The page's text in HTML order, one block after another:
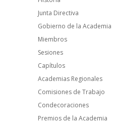
Junta Directiva
Gobierno de la Academia
Miembros
Sesiones
Capítulos
Academias Regionales
Comisiones de Trabajo
Condecoraciones
Premios de la Academia